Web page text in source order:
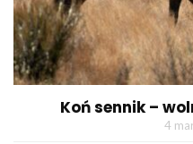
Koń sennik –
4